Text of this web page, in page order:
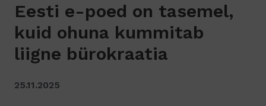
Eesti e-poed on tasemel,
kuid ohuna kummitab
liigne bürokraatia
25.11.2025